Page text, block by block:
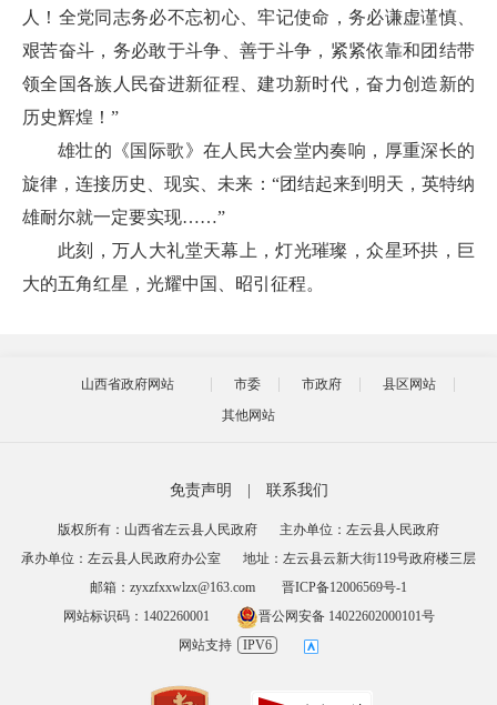
人！全党同志务必不忘初心、牢记使命，务必谦虚谨慎、
艰苦奋斗，务必敢于斗争、善于斗争，紧紧依靠和团结带
领全国各族人民奋进新征程、建功新时代，奋力创造新的
历史辉煌！”
雄壮的《国际歌》在人民大会堂内奏响，厚重深长的
旋律，连接历史、现实、未来：“团结起来到明天，英特纳
雄耐尔就一定要实现……”
此刻，万人大礼堂天幕上，灯光璀璨，众星环拱，巨
大的五角红星，光耀中国、昭引征程。
山西省政府网站 市委 市政府
县区网站
其他网站
免责声明 联系我们
版权所有：山西省左云县人民政府
主办单位：左云县人民政府
承办单位：左云县人民政府办公室
地址：左云县云新大街119号政府楼三层
邮箱：zyxzfxxwlzx@163.com
晋ICP备12006569号-1
网站标识码：1402260001
晋公网安备 14022602000101号
网站支持
IPV6